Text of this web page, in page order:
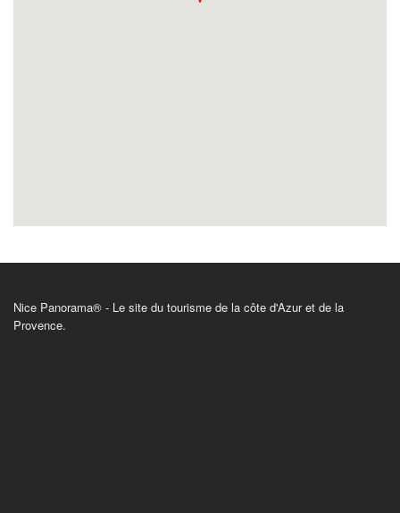
Nice Panorama® - Le site du tourisme de la côte d'Azur et de la
Provence.